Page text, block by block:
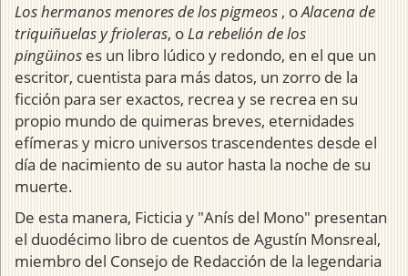
Los hermanos menores de los pigmeos , oAlacena de
triquiñuelas y frioleras, oLa rebelión de los
pingüinos es un libro lúdico y redondo, en el que un
escritor, cuentista para más datos, un zorro de la
ficción para ser exactos, recrea y se recrea en su
propio mundo de quimeras breves, eternidades
efímeras y micro universos trascendentes desde el
día de nacimiento de su autor hasta la noche de su
muerte.
De esta manera, Ficticia y "Anís del Mono" presentan
el duodécimo libro de cuentos de Agustín Monsreal,
miembro del Consejo de Redacción de la legendaria